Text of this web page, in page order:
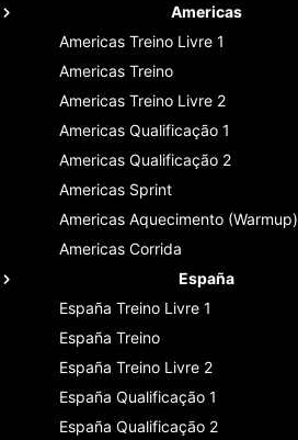
Americas
Americas Treino Livre 1
Americas Treino
Americas Treino Livre 2
Americas Qualificação 1
Americas Qualificação 2
Americas Sprint
Americas Aquecimento (Warmup)
Americas Corrida
España
España Treino Livre 1
España Treino
España Treino Livre 2
España Qualificação 1
España Qualificação 2